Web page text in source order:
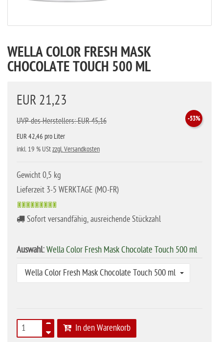
WELLA COLOR FRESH MASK
CHOCOLATE TOUCH 500 ML
EUR 21,23
-53%
UVP des Herstellers: EUR 45,16
EUR 42,46 pro Liter
inkl. 19 % UStzzgl. Versandkosten
Gewicht 0,5 kg
Lieferzeit 3-5 WERKTAGE (MO-FR)
Sofort versandfähig, ausreichende Stückzahl
Auswahl:Wella Color Fresh Mask Chocolate Touch 500 ml
Wella Color Fresh Mask Chocolate Touch 500 ml
In den Warenkorb